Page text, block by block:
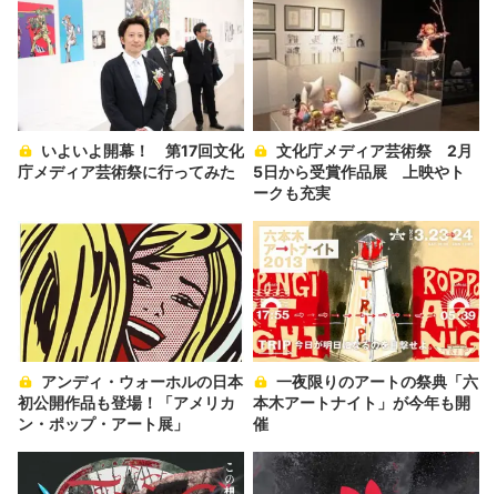
庁メディア芸術祭に行ってみた
5日から受賞作品展 上映やト
ークも充実
初公開作品も登場！「アメリカ
ン・ポップ・アート展」
本木アートナイト」が今年も開
催